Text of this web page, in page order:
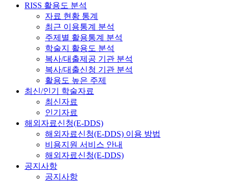
RISS 활용도 분석
자료 현황 통계
최근 이용통계 분석
주제별 활용통계 분석
학술지 활용도 분석
복사/대출제공 기관 분석
복사/대출신청 기관 분석
활용도 높은 주제
최신/인기 학술자료
최신자료
인기자료
해외자료신청(E-DDS)
해외자료신청(E-DDS) 이용 방법
비용지원 서비스 안내
해외자료신청(E-DDS)
공지사항
공지사항